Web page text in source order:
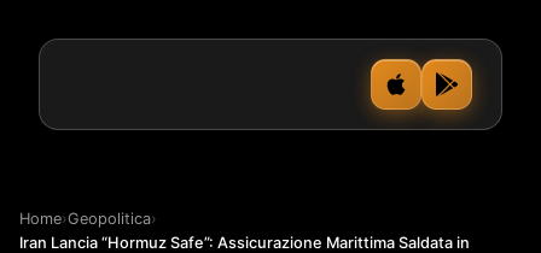
Home›Geopolitica›
Iran Lancia “Hormuz Safe”: Assicurazione Marittima Saldata in